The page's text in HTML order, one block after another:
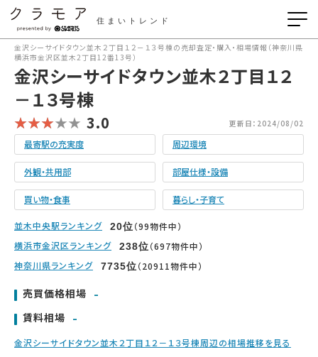
住まいトレンド
金沢シーサイドタウン並木２丁目１２－１３号棟の売却査定・購入・相場情報（神奈川県
横浜市金沢区並木2丁目12番13号）
金沢シーサイドタウン並木２丁目１２
－１３号棟
3.0 更新日：2024/08/02
最寄駅の充実度 周辺環境
外観・共用部 部屋仕様・設備
買い物・食事 暮らし・子育て
並木中央駅ランキング 20位（99物件中）
横浜市金沢区ランキング
238位（697物件中）
神奈川県ランキング
7735位（20911物件中）
売買価格相場 -
賃料相場 -
金沢シーサイドタウン並木２丁目１２－１３号棟周辺の相場推移を見る